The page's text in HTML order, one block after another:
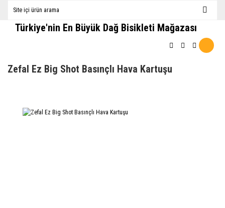
Türkiye'nin En Büyük Dağ Bisikleti Mağazası
Zefal Ez Big Shot Basınçlı Hava Kartuşu